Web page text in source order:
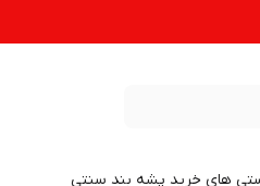
های خرید پشه بند سنتی